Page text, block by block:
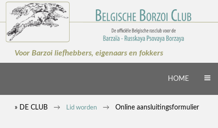
Voor Barzoi liefhebbers, eigenaars en fokkers
HOME
» DE CLUB Lid worden Online aansluitingsformulier